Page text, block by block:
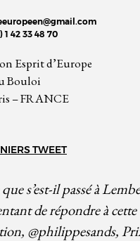
1 42 33 48 70
Esprit d’Europe
Bouloi
– FRANCE
TWEET
s’est-il passé à
de répondre à cette
@philippesands,